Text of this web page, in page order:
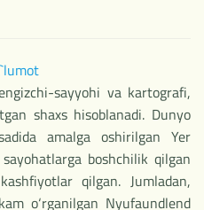
sayyohi va kartografi,
shaxs hisoblanadi. Dunyo
amalga oshirilgan Yer
boshchilik qilgan
qilgan. Jumladan,
o‘rganilgan Nyufaundlend